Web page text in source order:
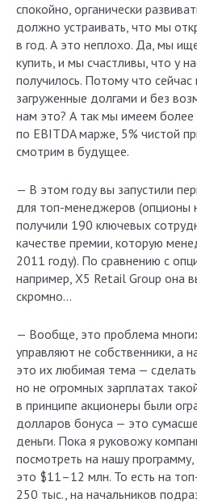
спокойно, органически
должно устраивать, что мы
в год. А это неплохо. Да, мы
купить, и мы счастливы, что у
получилось. Потому что
загруженные долгами и без
нам это? А так мы имеем более
по EBITDA марже, 5% чистой
смотрим в будущее.
— В этом году вы запустили
для топ-менеджеров (опционы
получили 190 ключевых
качестве премии, которую
2011 году). По сравнению с
например, Х5 Retail Group она
скромно…
— Вообще, это проблема
управляют не собственники, а
это их любимая тема —
но не огромных зарплатах
в принципе акционеры были
долларов бонуса — это
деньги. Пока я руковожу
посмотреть на нашу
это $11–12 млн. То есть на
250 тыс., на начальников